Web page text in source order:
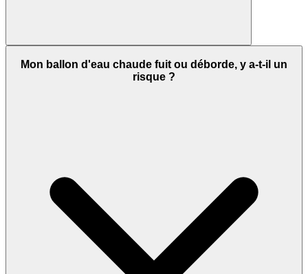
Mon ballon d'eau chaude fuit ou déborde, y a-t-il un
risque ?